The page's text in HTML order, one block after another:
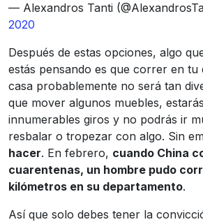
— Alexandros Tanti
2020
Después de estas opciones, algo
estás pensando es que correr en tu
casa probablemente no será tan
que mover algunos muebles,
innumerables giros y no podrás ir
resbalar o tropezar con algo. Sin
hacer. En febrero, cuando China
cuarentenas, un hombre pudo
kilómetros en su departamento.
Así que solo debes tener la